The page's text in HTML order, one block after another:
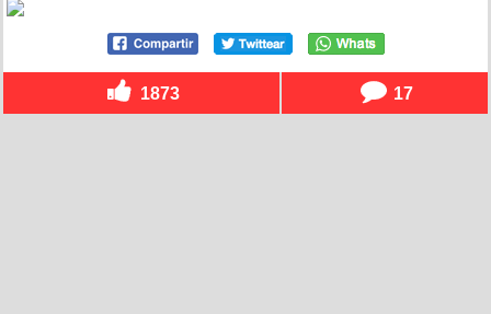
1873 17